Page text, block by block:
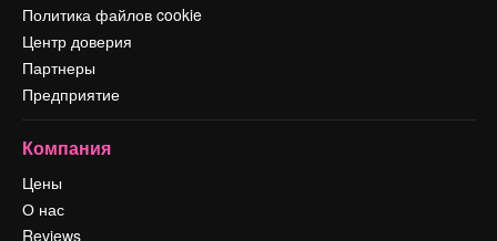
Политика файлов cookie
Центр доверия
Партнеры
Предприятие
Компания
Цены
О нас
Reviews